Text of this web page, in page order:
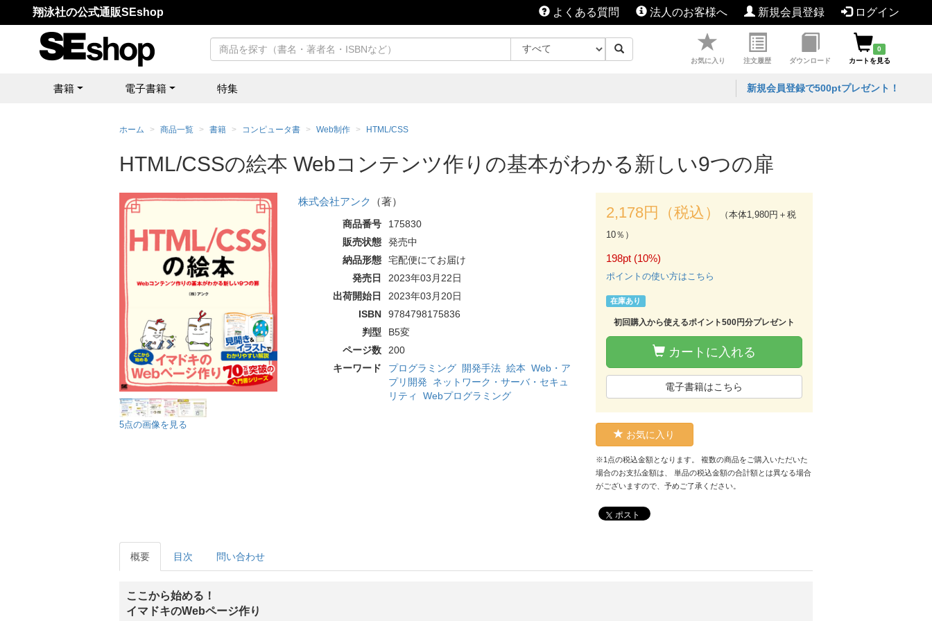
翔泳社の公式通販SEshop よくある質問 法人のお客様へ 新規会員登録 ログイン
お気に入り 注文履歴 ダウンロード
0
カートを見る
書籍 電子書籍 特集 新規会員登録で500ptプレゼント！
ホーム 商品一覧 書籍 コンピュータ書 Web制作 HTML/CSS
HTML/CSSの絵本 Webコンテンツ作りの基本がわかる新しい9つの扉
5点の画像を見る
株式会社アンク （著）
商品番号
175830
販売状態
発売中
納品形態
宅配便にてお届け
発売日
2023年03月22日
出荷開始日
2023年03月20日
ISBN
9784798175836
判型
B5変
ページ数
200
キーワード
プログラミング 開発手法 絵本 Web・ア
プリ開発
ネットワーク・サーバ・セキュ
リティ
Webプログラミング
2,178円（税込）
（本体1,980円＋税
10％）
198pt (10%)
ポイントの使い方はこちら
在庫あり
初回購入から使えるポイント500円分プレゼント
カートに入れる
電子書籍はこちら
お気に入り
※1点の税込金額となります。 複数の商品をご購入いただいた
場合のお支払金額は、 単品の税込金額の合計額とは異なる場合
がございますので、予めご了承ください。
ポスト
概要 目次 問い合わせ
ここから始める！
イマドキのWebページ作り